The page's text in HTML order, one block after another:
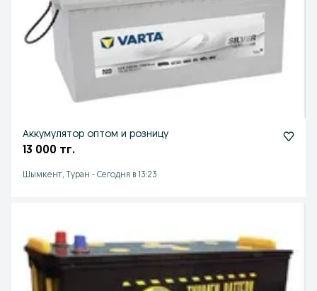
Аккумулятор оптом и розницу
13 000 тг.
Шымкент, Туран - Сегодня в 13:23